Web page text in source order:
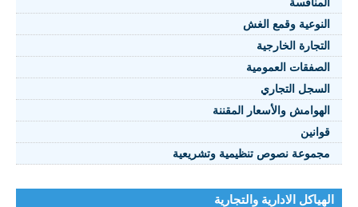
النوعية وقمع الغش
التجارة الخارجية
الصفقات العمومية
السجل التجاري
الهوامش والأسعار المقننة
قوانين
مجموعة نصوص تنظيمية وتشريعية
الهياكل الادارية والتجارية